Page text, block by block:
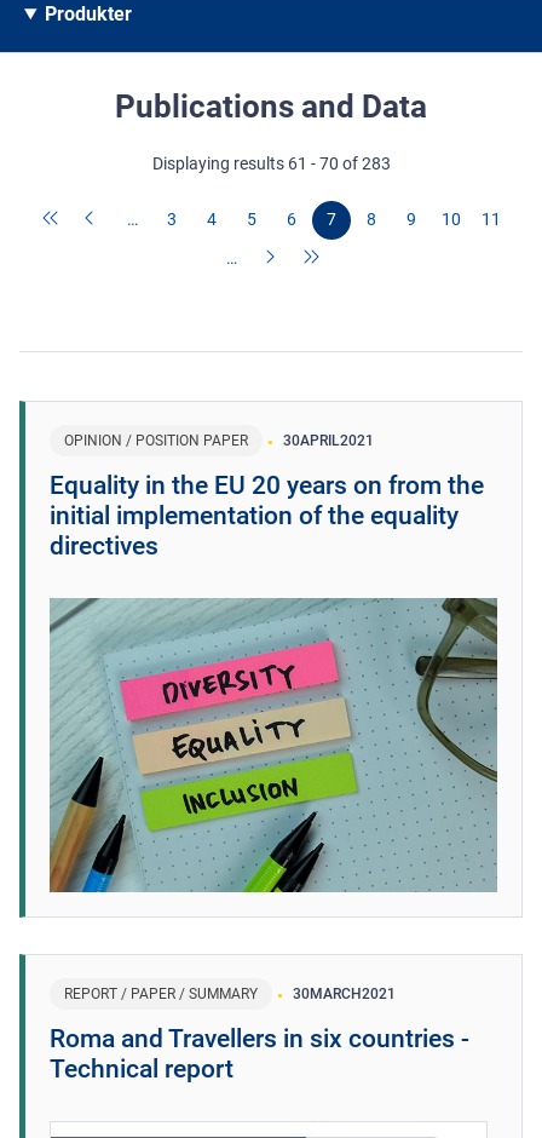
Produkter
Publications and Data
Displaying results 61 - 70 of 283
… 3 4 5 6 7 8 9 10
11
…
OPINION / POSITION PAPER 30APRIL2021
Equality in the EU 20 years on from the
initial implementation of the equality
directives
REPORT / PAPER / SUMMARY 30MARCH2021
Roma and Travellers in six countries -
Technical report